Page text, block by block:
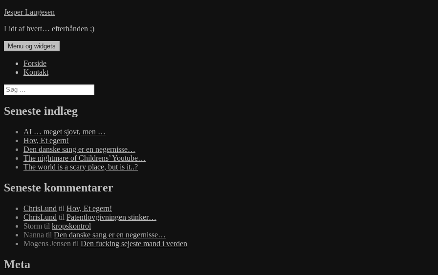
Hop
indhold
Jesper Laugesen
Lidt af hvert… efterhånden ;)
Menu og widgets
Forside
Kontakt
Søg
efter:
Seneste indlæg
AI … meget sjovt, men …
Hov, Et egern!
Den danske sang er en negernisse…
The nightmare of Childrens’ Youtube…
The world is a scary place, but is it..?
Seneste kommentarer
ChrisLund til Hov, Et egern!
ChrisLund til Patentlovgivningen stinker…
Storm til kropskontrol
Nanna til Den danske sang er en negernisse…
Mogens Jensen til Den fucking sejeste mand i verden
Meta